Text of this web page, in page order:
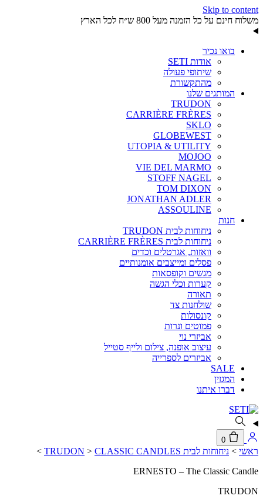
Skip to content
משלוח חינם על כל הזמנה מעל 800 ש״ח לכל הארץ
בואו נכיר
אודות SETI
שיתופי פעולה
מהתקשורת
המותגים שלנו
TRUDON
CARRIÈRE FRÈRES
SKLO
GLOBEWEST
UTOPIA & UTILITY
MOJOO
VIE DEL MARMO
STOFF NAGEL
TOM DIXON
JONATHAN ADLER
ASSOULINE
חנות
ניחוחות לבית TRUDON
ניחוחות לבית CARRIÈRE FRÈRES
וואזות, אגרטלים וכדים
פסלים ומייצבים אומנותיים
מגשים וקופסאות
קערות וכלי הגשה
תאורה
שולחנות צד
קונסולות
פמוטים ונרות
אביזרי נוי
עיצוב אופנה, צילום ולייף סטייל
אביזרים לספרייה
SALE
המגזין
דברו איתנו
0
ראשי > ניחוחות לבית TRUDON > CLASSIC CANDLES
>
ERNESTO – The Classic Candle
TRUDON